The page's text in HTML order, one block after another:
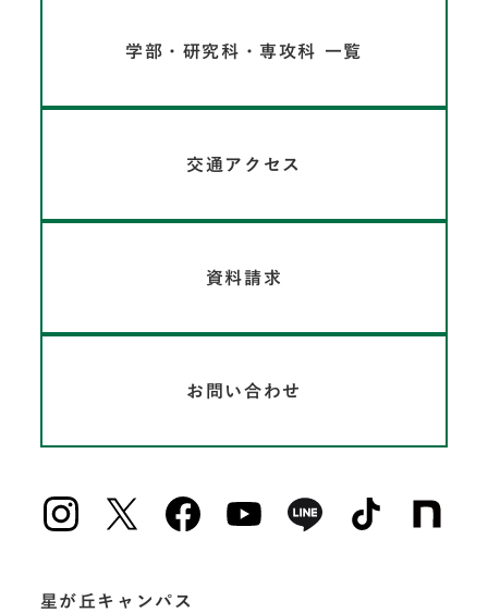
学部・研究科・専攻科 一覧
交通アクセス
資料請求
お問い合わせ
星が丘キャンパス